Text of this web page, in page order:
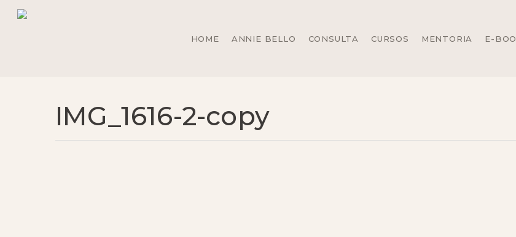
HOME ANNIE BELLO CONSULTA CURSOS MENTORIA E-
IMG_1616-2-copy